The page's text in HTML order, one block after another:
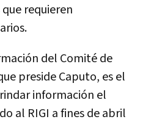
requieren
del Comité de
preside Caputo, es el
información el
al RIGI a fines de abril